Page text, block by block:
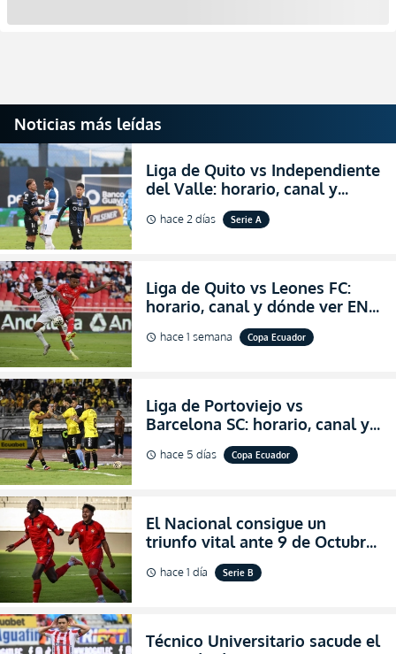
Noticias más leídas
Liga de Quito vs Independiente
del Valle: horario, canal y
dónde ver EN VIVO el
partidazo por la fecha 24 de la
schedule hace 2 días Serie A
Liga de Quito vs Leones FC:
horario, canal y dónde ver EN
VIVO los octavos de final de la
Copa Ecuador 2026
schedule hace 1 semana Copa Ecuador
Liga de Portoviejo vs
Barcelona SC: horario, canal y
dónde ver EN VIVO los octavos
de final de la Copa Ecuador
schedule hace 5 días Copa Ecuador
El Nacional consigue un
triunfo vital ante 9 de Octubre
para encender la fe en la
salvación
schedule hace 1 día Serie B
Técnico Universitario sacude el